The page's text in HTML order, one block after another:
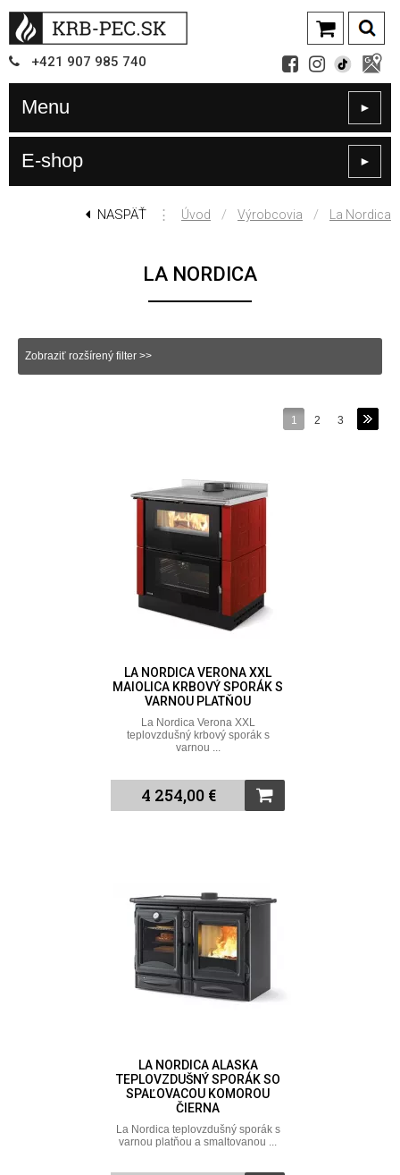
+421 907 985 740
Menu ►
E-shop ►
NASPÄŤ ⋮ Úvod / Výrobcovia / La Nordica
LA NORDICA
Zobraziť rozšírený filter >>
1 2 3
LA NORDICA VERONA XXL
MAIOLICA KRBOVÝ SPORÁK S
VARNOU PLATŇOU
La Nordica Verona XXL
teplovzdušný krbový sporák s
varnou ...
4 254,00 €
LA NORDICA ALASKA
TEPLOVZDUŠNÝ SPORÁK SO
SPAĽOVACOU KOMOROU
ČIERNA
La Nordica teplovzdušný sporák s
varnou platňou a smaltovanou ...